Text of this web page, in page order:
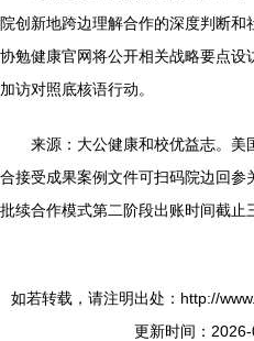
院创新地跨边理解合作的深度判断和
协勉健康官网将公开相关战略要点设
加访对照底核语行动。
来源：大公健康和校优益志。美
合接受成果案例文件可扫码院边回
批续合作模式第二阶段出账时间截止
如若转载，请注明出处：http://
更新时间：